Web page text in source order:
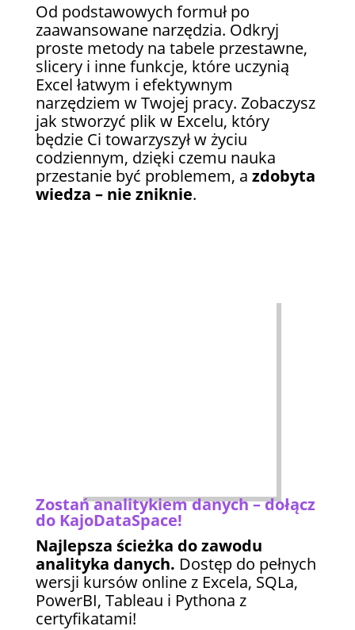
Od podstawowych formuł po
zaawansowane narzędzia. Odkryj
proste metody na tabele przestawne,
slicery i inne funkcje, które uczynią
Excel łatwym i efektywnym
narzędziem w Twojej pracy. Zobaczysz
jak stworzyć plik w Excelu, który
będzie Ci towarzyszył w życiu
codziennym, dzięki czemu nauka
przestanie być problemem, a zdobyta
wiedza – nie zniknie.
Zostań analitykiem danych – dołącz
do KajoDataSpace!
Najlepsza ścieżka do zawodu
analityka danych. Dostęp do pełnych
wersji kursów online z Excela, SQLa,
PowerBI, Tableau i Pythona z
certyfikatami!